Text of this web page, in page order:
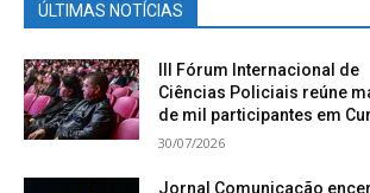
ÚLTIMAS NOTÍCIAS
III Fórum Internacional de
Ciências Policiais reúne
de mil participantes em
30/07/2026
Jornal Comunicação